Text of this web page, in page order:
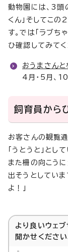
動物園には、3頭
くん」そしてこの
す。では「ラブち
ひ確認してみてく
おうまさんと
4月・5月、
飼育員から
お客さんの観覧
「うとうと」とし
また柵の向こう
出そうとしていま
よ！」
より良いウェ
聞かせください